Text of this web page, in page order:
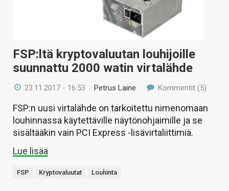
FSP:ltä kryptovaluutan louhijoille
suunnattu 2000 watin virtalähde
23.11.2017 - 16:53 /Petrus Laine Kommentit (5)
FSP:n uusi virtalähde on tarkoitettu nimenomaan
louhinnassa käytettäville näytönohjaimille ja se
sisältääkin vain PCI Express -lisävirtaliittimiä.
Lue lisää
FSP Kryptovaluutat Louhinta